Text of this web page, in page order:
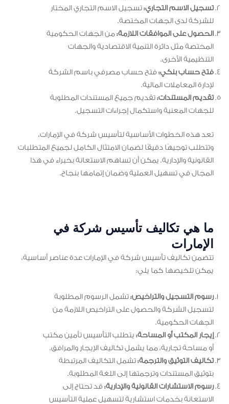
تسجيل الاسم التجاري:تسجيل الاسم التجاري المختار
للشركة لدى الجهات المختصة.
الحصول على الموافقات اللازمة:من الجهات الحكومية
المختصة مثل دائرة التنمية الاقتصادية والجهات
التنظيمية الأخرى.
فتح حساب بنكي:فتح حساب مصرفي باسم الشركة
لإدارة المعاملات المالية.
تقديم المستندات:تقديم جميع المستندات المطلوبة
للجهات المعنية واستكمال إجراءات التسجيل.
تعد هذه الخطوات الأساسية لتأسيس شركة في الإمارات،
وتتطلب توجيهًا دقيقًا لضمان الامتثال الكامل لجميع المتطلبات
القانونية والإدارية. يمكن أن تساهم الاستعانة بخبراء في هذا
المجال في تسهيل العملية وضمان إتمامها بنجاح.
ما هي تكاليف تأسيس شركة في
الإمارات
تتضمن تكاليف تأسيس شركة في الإمارات عدة عناصر أساسية،
يمكن تلخيصها كما يلي:
رسوم التسجيل والتراخيص:تشمل الرسوم المطلوبة
لتسجيل الشركة والحصول على التراخيص اللازمة من
الجهات الحكومية.
إيجار المكتب أو المساحة: يتطلب التأسيس تأمين مكتب
أو مساحة تجارية، مما يشمل تكاليف الإيجار والمرافق.
تكاليف التوثيق والترجمة:تشمل التكاليف المرتبطة
بتوثيق المستندات وترجمتها إلى اللغة المطلوبة.
رسوم الاستشارات القانونية والإدارية:قد تحتاج إلى
الاستعانة بخدمات استشارية لتسهيل عملية التأسيس